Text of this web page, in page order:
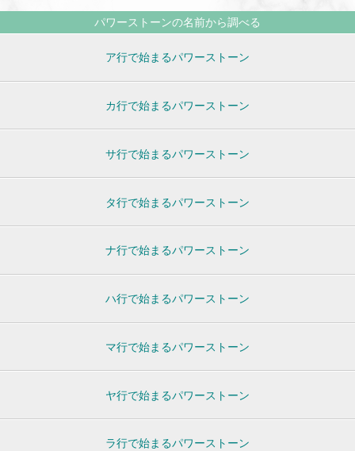
パワーストーンの名前から調べる
ア行で始まるパワーストーン
カ行で始まるパワーストーン
サ行で始まるパワーストーン
タ行で始まるパワーストーン
ナ行で始まるパワーストーン
ハ行で始まるパワーストーン
マ行で始まるパワーストーン
ヤ行で始まるパワーストーン
ラ行で始まるパワーストーン